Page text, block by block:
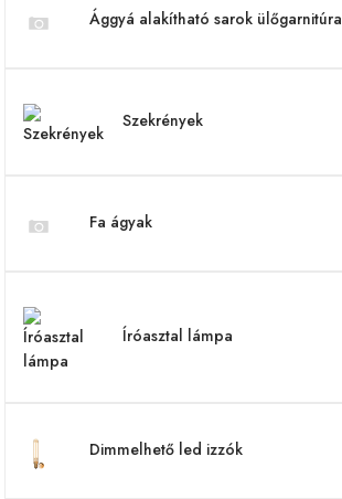
Ággyá alakítható sarok ülőgarnitúra
Szekrények
Fa ágyak
Íróasztal lámpa
Dimmelhető led izzók